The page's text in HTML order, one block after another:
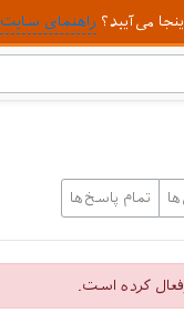
می‌آیید؟ راهنمای سایت
تمام پاسخ‌ها
کرده است.